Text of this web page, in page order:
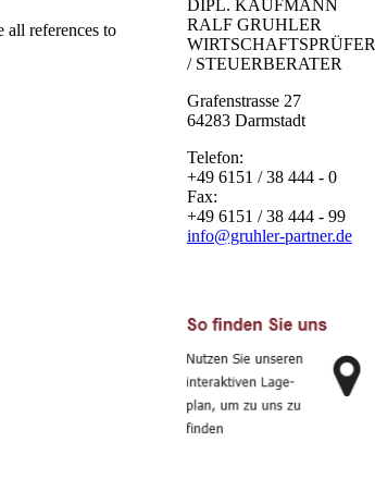
DIPL. KAUFMANN
RALF GRUHLER
WIRTSCHAFTSPRÜFER
/ STEUERBERATER
Grafenstrasse 27
64283 Darmstadt
Telefon:
+49 6151 / 38 444 - 0
Fax:
+49 6151 / 38 444 - 99
info@gruhler-partner.de